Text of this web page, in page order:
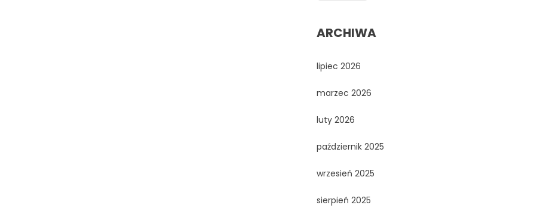
ARCHIWA
lipiec 2026
marzec 2026
luty 2026
październik 2025
wrzesień 2025
sierpień 2025